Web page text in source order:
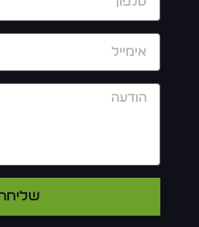
שליחה